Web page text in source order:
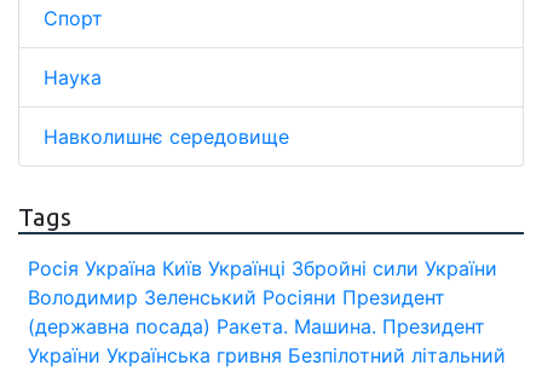
Спорт
Наука
Навколишнє середовище
Tags
Росія Україна Київ Українці Збройні сили України
Володимир Зеленський Росіяни Президент
(державна посада) Ракета. Машина. Президент
України Українська гривня Безпілотний літальний